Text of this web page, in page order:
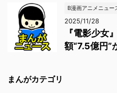
B漫画アニメニュー
2025/11/28
『電影少女
額“7.5億円”
まんがカテゴリ